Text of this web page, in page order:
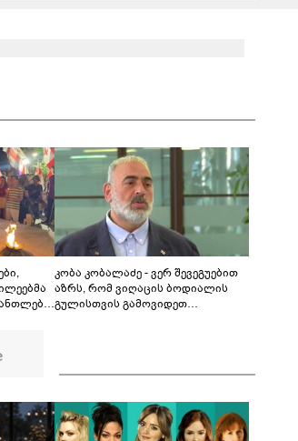
ესაუბრება?
წელს საქართველო გადავარჩინეთ - აი,
წლის "გამარჯვება" ვინც იზეიმეთ, სწორედ
იყო ქართული ისტორიული კატასტროფა და
რუსმა ჯარით ვერ აიღო, შიდა ღალატით
- რას წერს მიხეილ სააკაშვილი
ავალიანის საქმეზე ორ
ნია იმნაძესა და ანასტასია
აღკვეთის ღონისძიების სახით
შეეფარდა
კობა კობალაძე - ვერ შევეგუებით
აზრს, რომ ვიღაცის ბოდიალის
გულისთვის გამოვიდეთ